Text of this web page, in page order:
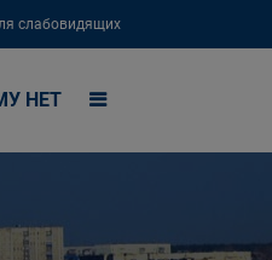
слабовидящих
НЕТ